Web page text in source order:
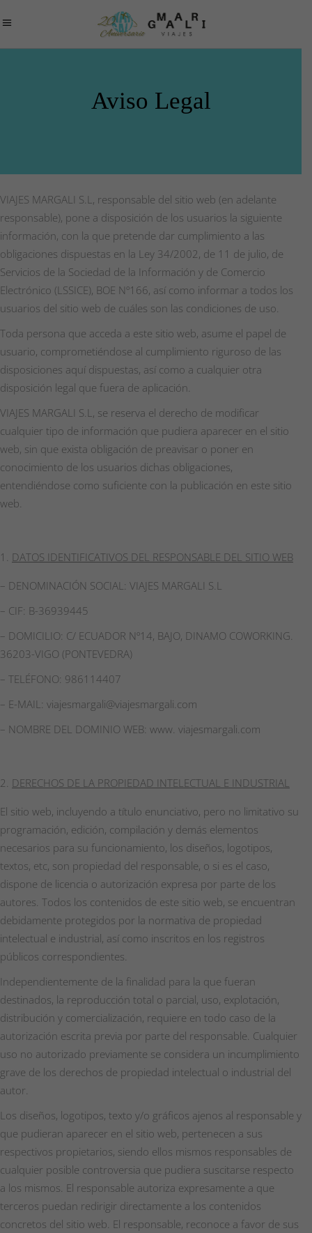
Aviso Legal
VIAJES MARGALI S.L, responsable del sitio web (en adelante
responsable), pone a disposición de los usuarios la siguiente
información, con la que pretende dar cumplimiento a las
obligaciones dispuestas en la Ley 34/2002, de 11 de julio, de
Servicios de la Sociedad de la Información y de Comercio
Electrónico (LSSICE), BOE Nº166, así como informar a todos los
usuarios del sitio web de cuáles son las condiciones de uso.
Toda persona que acceda a este sitio web, asume el papel de
usuario, comprometiéndose al cumplimiento riguroso de las
disposiciones aquí dispuestas, así como a cualquier otra
disposición legal que fuera de aplicación.
VIAJES MARGALI S.L, se reserva el derecho de modificar
cualquier tipo de información que pudiera aparecer en el sitio
web, sin que exista obligación de preavisar o poner en
conocimiento de los usuarios dichas obligaciones,
entendiéndose como suficiente con la publicación en este sitio
web.
DATOS IDENTIFICATIVOS DEL RESPONSABLE DEL SITIO WEB
– DENOMINACIÓN SOCIAL: VIAJES MARGALI S.L
– CIF: B-36939445
– DOMICILIO: C/ ECUADOR Nº14, BAJO, DINAMO COWORKING.
36203-VIGO (PONTEVEDRA)
– TELÉFONO: 986114407
– E-MAIL: viajesmargali@viajesmargali.com
– NOMBRE DEL DOMINIO WEB: www. viajesmargali.com
DERECHOS DE LA PROPIEDAD INTELECTUAL E INDUSTRIAL
El sitio web, incluyendo a título enunciativo, pero no limitativo su
programación, edición, compilación y demás elementos
necesarios para su funcionamiento, los diseños, logotipos,
textos, etc, son propiedad del responsable, o si es el caso,
dispone de licencia o autorización expresa por parte de los
autores. Todos los contenidos de este sitio web, se encuentran
debidamente protegidos por la normativa de propiedad
intelectual e industrial, así como inscritos en los registros
públicos correspondientes.
Independientemente de la finalidad para la que fueran
destinados, la reproducción total o parcial, uso, explotación,
distribución y comercialización, requiere en todo caso de la
autorización escrita previa por parte del responsable. Cualquier
uso no autorizado previamente se considera un incumplimiento
grave de los derechos de propiedad intelectual o industrial del
autor.
Los diseños, logotipos, texto y/o gráficos ajenos al responsable y
que pudieran aparecer en el sitio web, pertenecen a sus
respectivos propietarios, siendo ellos mismos responsables de
cualquier posible controversia que pudiera suscitarse respecto
a los mismos. El responsable autoriza expresamente a que
terceros puedan redirigir directamente a los contenidos
concretos del sitio web. El responsable, reconoce a favor de sus